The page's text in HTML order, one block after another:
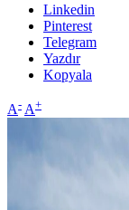
Linkedin
Pinterest
Telegram
Yazdır
Kopyala
A- A+